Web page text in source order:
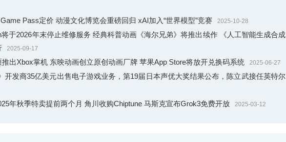
Pass定价 动漫文化博览会重磅回归 xAI加入“世界模型”竞赛 2025-10-28
于2026年末停止维修服务 经典科普动画《海尔兄弟》将推出续作 《人工智能生成合成
2025-09-17
出Xbox掌机 东映动画创立原创动画厂牌 苹果App Store将放开兑换码系统 2025-06-27
开发商35亿美元出售电子游戏业务，第19届日本声优大奖结果公布，陈立武接任英特尔
年秋季特卖提前两个月 角川收购Chiptune 马斯克宣布Grok3免费开放 2025-03-12